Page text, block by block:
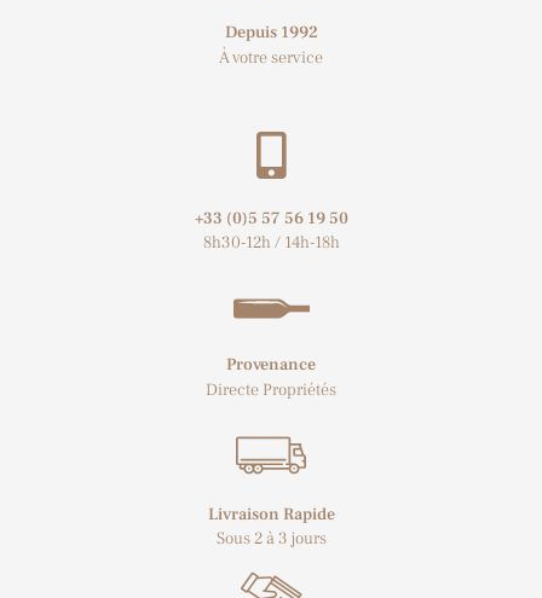
Depuis 1992
À votre service
+33 (0)5 57 56 19 50​
8h30-12h / 14h-18h
Provenance
Directe Propriétés
Livraison Rapide
Sous 2 à 3 jours